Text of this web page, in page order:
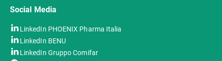
Social Media
LinkedIn PHOENIX Pharma Italia
LinkedIn BENU
LinkedIn Gruppo Comifar